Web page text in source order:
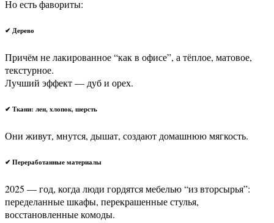
Но есть фавориты:
✔ Дерево
Причём не лакированное “как в офисе”, а тёплое, матовое,
текстурное.
Лучший эффект — дуб и орех.
✔ Ткани: лен, хлопок, шерсть
Они живут, мнутся, дышат, создают домашнюю мягкость.
✔ Переработанные материалы
2025 — год, когда люди гордятся мебелью “из вторсырья”:
переделанные шкафы, перекрашенные стулья,
восстановленные комоды.